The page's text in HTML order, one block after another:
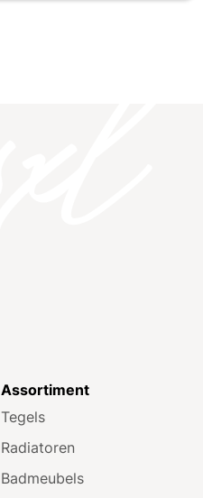
Assortiment
Tegels
Radiatoren
Badmeubels